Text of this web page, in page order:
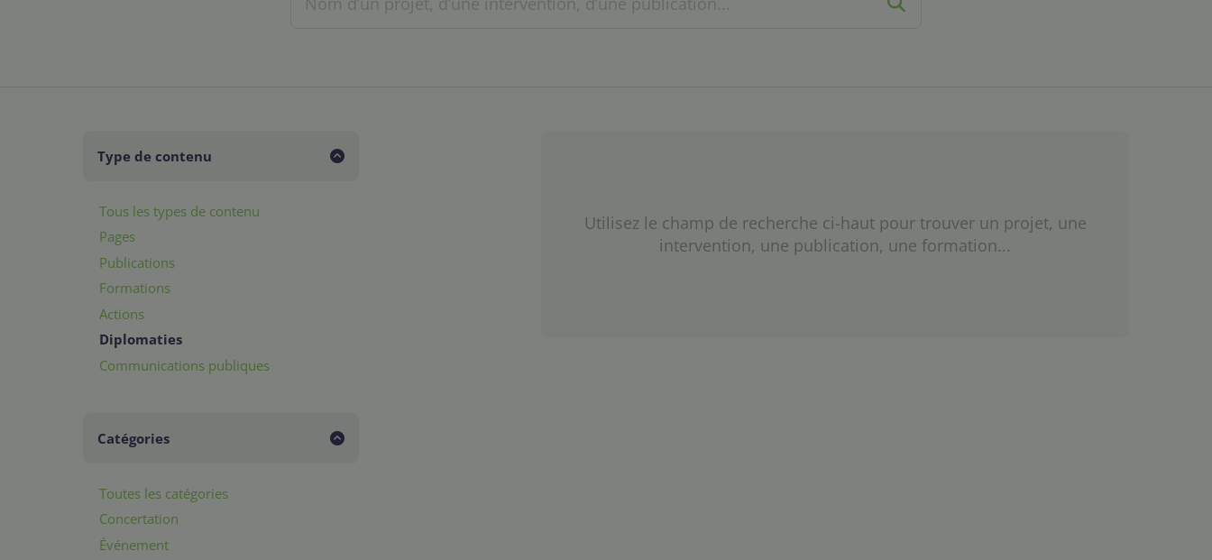
Type de contenu
Tous les types de contenu
Pages
Publications
Formations
Actions
Diplomaties
Communications publiques
Catégories
Toutes les catégories
Concertation
Événement
Utilisez le champ de recherche ci-haut pour trouver un projet, une
intervention, une publication, une formation...